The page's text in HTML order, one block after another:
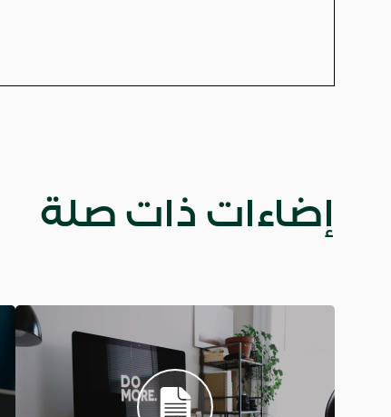
إضاءات ذات صلة